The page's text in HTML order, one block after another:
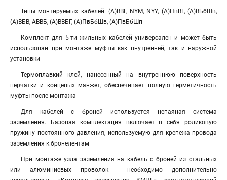
Типы монтируемых кабелей: (А)ВВГ, NYM, NYY, (А)ПвВГ, (А)ВБбШв,
(А)ВБВ, АВВБ, (А)ВВБГ, (А)ПвБбШв, (А)ПвБбШп
Комплект для 5-ти жильных кабелей универсален и может быть
использован при монтаже муфты как внутренней, так и наружной
установки
Термоплавкий клей, нанесенный на внутреннюю поверхность
перчатки и концевых манжет, обеспечивает полную герметичность
муфты после монтажа
Для кабелей с броней используется непаяная система
заземления. Базовая комплектация включает в себя роликовую
пружину постоянного давления, используемую для крепежа провода
заземления к бронелентам
При монтаже узла заземления на кабель с броней из стальных
или алюминиевых проволок необходимо дополнительно